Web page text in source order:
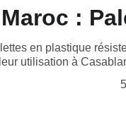
:
en plastique
leur utilisation à